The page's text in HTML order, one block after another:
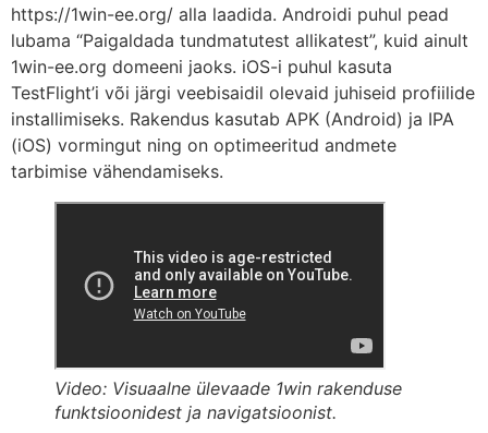
https://1win-ee.org/ alla laadida. Androidi puhul pead
lubama “Paigaldada tundmatutest allikatest”, kuid ainult
1win-ee.org domeeni jaoks. iOS-i puhul kasuta
TestFlight’i või järgi veebisaidil olevaid juhiseid profiilide
installimiseks. Rakendus kasutab APK (Android) ja IPA
(iOS) vormingut ning on optimeeritud andmete
tarbimise vähendamiseks.
Video: Visuaalne ülevaade 1win rakenduse
funktsioonidest ja navigatsioonist.